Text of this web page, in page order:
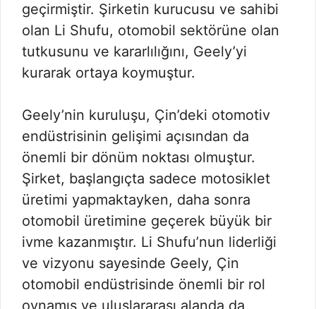
geçirmiştir. Şirketin kurucusu ve sahibi
olan Li Shufu, otomobil sektörüne olan
tutkusunu ve kararlılığını, Geely’yi
kurarak ortaya koymuştur.
Geely’nin kuruluşu, Çin’deki otomotiv
endüstrisinin gelişimi açısından da
önemli bir dönüm noktası olmuştur.
Şirket, başlangıçta sadece motosiklet
üretimi yapmaktayken, daha sonra
otomobil üretimine geçerek büyük bir
ivme kazanmıştır. Li Shufu’nun liderliği
ve vizyonu sayesinde Geely, Çin
otomobil endüstrisinde önemli bir rol
oynamış ve uluslararası alanda da